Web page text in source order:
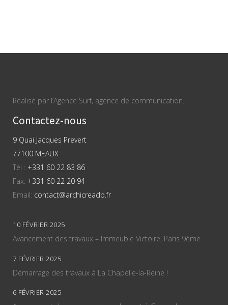
Réalisé par l’Agence Surf, agence de communication.
Contactez-nous
9 Quai Jacques Prevert
77100 MEAUX
Tél : +331 60 22 83 86
Fax: +331 60 22 20 94
Email: contact@archicreadp.fr
10 FÉVRIER 2025
Avancement des travaux – Immeuble Victoire, Paris 9ème
7 FÉVRIER 2025
Démarrage des travaux à La Chapelle-la-Reine !
6 FÉVRIER 2025